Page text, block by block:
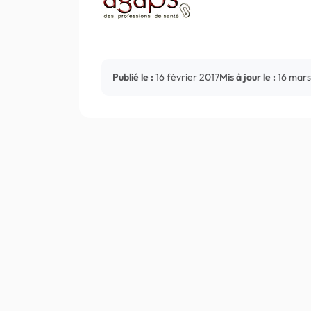
Publié le : 16 février 2017Mis à jour le : 16